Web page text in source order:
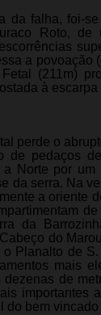
falha, foi-
Roto,
a povoação
(211m)
à
perde o
pedaços
Norte por
serra. Na
a oriente
da
do
Planalto de
mais
de
importantes
bem